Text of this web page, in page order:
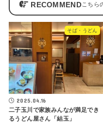
RECOMMEND
そば・うどん
2025.04.16
二子玉川で家族みんなが満足でき
るうどん屋さん「結玉」